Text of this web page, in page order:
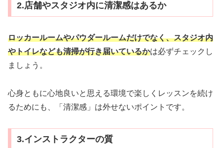
2.店舗やスタジオ内に清潔感はあるか
ロッカールームやパウダールームだけでなく、スタジオ内
やトイレなども清掃が行き届いているかは必ずチェックし
ましょう。
心身ともに心地良いと思える環境で楽しくレッスンを続け
るためにも、「清潔感」は外せないポイントです。
3.インストラクターの質